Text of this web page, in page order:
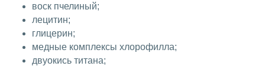
воск пчелиный;
лецитин;
глицерин;
медные комплексы хлорофилла;
двуокись титана;